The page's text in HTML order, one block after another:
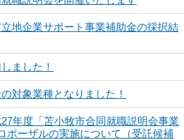
地企業サポート事業補助金の採択結
ました！
対象業種となりました！
27年度「苫小牧市合同就職説明会事業
ーザルの実施について（受託候補